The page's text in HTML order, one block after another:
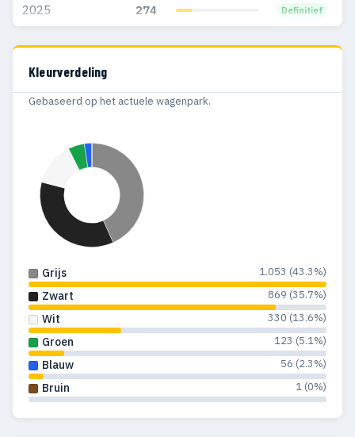
2025 274 Definitief
Kleurverdeling
Gebaseerd op het actuele wagenpark.
Grijs 1.053 (43.3%)
Zwart 869 (35.7%)
Wit 330 (13.6%)
Groen 123 (5.1%)
Blauw 56 (2.3%)
Bruin 1 (0%)